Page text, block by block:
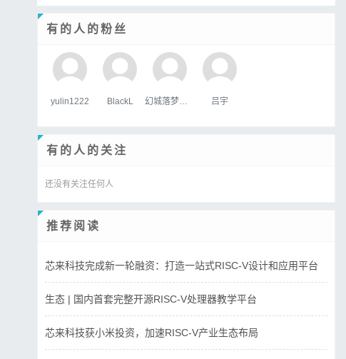
有的人的粉丝
yulin1222 BlackL 吕宇
有的人的关注
还没有关注任何人
推荐阅读
芯来科技完成新一轮融资：打造一站式RISC-V设计和应用平台
生态 | 国内首套完整开源RISC-V处理器教学平台
芯来科技获小米投资，加速RISC-V产业生态布局